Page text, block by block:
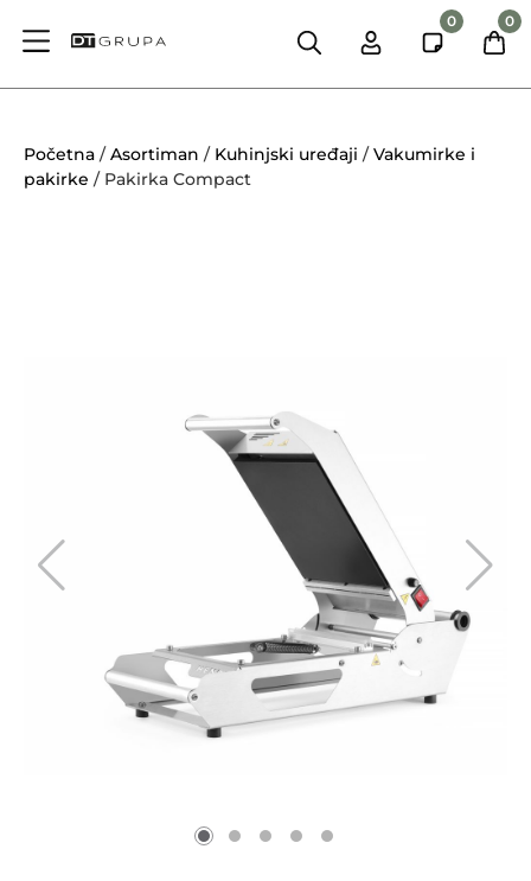
0 0
Početna /Asortiman / Kuhinjski uređaji /Vakumirke i
pakirke / Pakirka Compact